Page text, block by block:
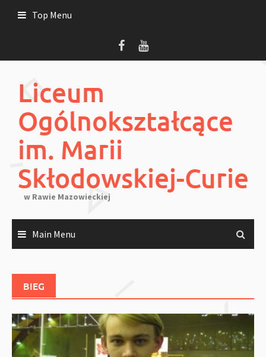
Top Menu
Liceum
Ogólnokształcące
im. Marii
Skłodowskiej-Curie
w Rawie Mazowieckiej
Main Menu
BIEG